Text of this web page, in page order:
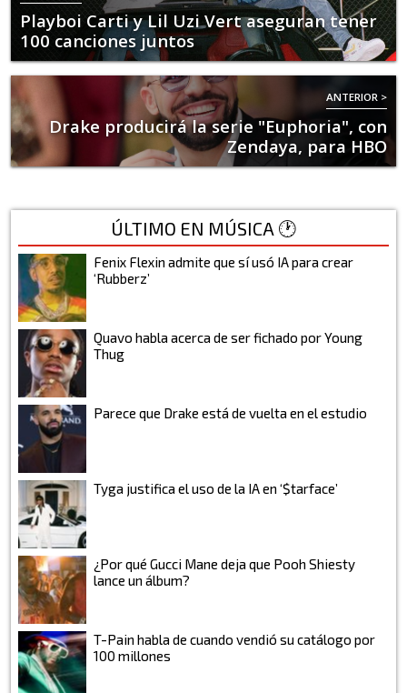
Playboi Carti y Lil Uzi Vert aseguran tener
100 canciones juntos
ANTERIOR >
Drake producirá la serie "Euphoria", con
Zendaya, para HBO
ÚLTIMO EN MÚSICA 🕐
Fenix Flexin admite que sí usó IA para crear
‘Rubberz’
Quavo habla acerca de ser fichado por Young
Thug
Parece que Drake está de vuelta en el estudio
Tyga justifica el uso de la IA en ‘$tarface’
¿Por qué Gucci Mane deja que Pooh Shiesty
lance un álbum?
T-Pain habla de cuando vendió su catálogo por
100 millones